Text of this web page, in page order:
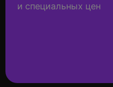
и специальных цен